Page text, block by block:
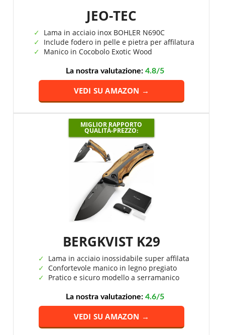
JEO-TEC
Lama in acciaio inox BOHLER N690C
Include fodero in pelle e pietra per affilatura
Manico in Cocobolo Exotic Wood
La nostra valutazione: 4.8/5
VEDI SU AMAZON →
MIGLIOR RAPPORTO
QUALITÀ-PREZZO:
BERGKVIST K29
Lama in acciaio inossidabile super affilata
Confortevole manico in legno pregiato
Pratico e sicuro modello a serramanico
La nostra valutazione: 4.6/5
VEDI SU AMAZON →